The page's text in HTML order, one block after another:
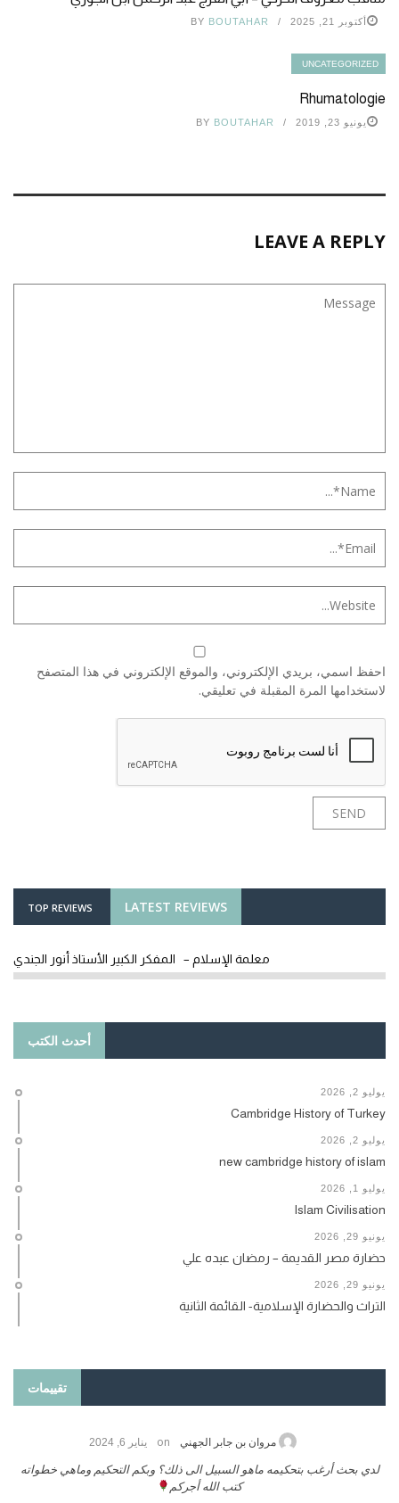
أكتوبر 21, 2025 BY BOUTAHAR
UNCATEGORIZED
Rhumatologie
يونيو 23, 2019 BY BOUTAHAR
LEAVE A REPLY
احفظ اسمي، بريدي الإلكتروني، والموقع الإلكتروني في هذا المتصفح
لاستخدامها المرة المقبلة في تعليقي.
LATEST REVIEWS
TOP REVIEWS
معلمة الإسلام – المفكر الكبير الأستاذ أنور الجندي
أحدث الكتب
يوليو 2, 2026
Cambridge History of Turkey
يوليو 2, 2026
new cambridge history of islam
يوليو 1, 2026
Islam Civilisation
يونيو 29, 2026
حضارة مصر القديمة – رمضان عبده علي
يونيو 29, 2026
التراث والحضارة الإسلامية- القائمة الثانية
تقييمات
لدي بحث أرغب
حامد الزريقي on يناير 25, 2026
السلام عليكم ورحمة الله وبركاتة أرغب بنشر كتابي معكم